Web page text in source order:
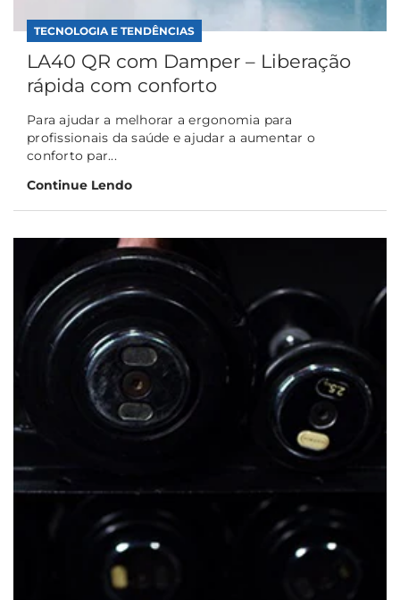
TECNOLOGIA E TENDÊNCIAS
LA40 QR com Damper – Liberação
rápida com conforto
Para ajudar a melhorar a ergonomia para
profissionais da saúde e ajudar a aumentar o
conforto par...
Continue Lendo